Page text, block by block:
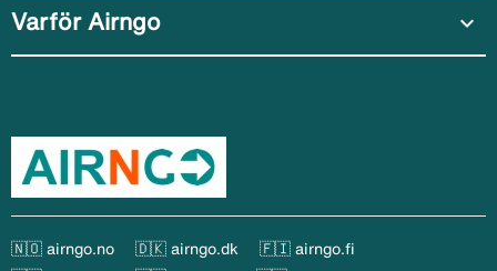
Varför Airngo expand_more
🇳🇴 airngo.no 🇩🇰 airngo.dk
🇫🇮 airngo.fi